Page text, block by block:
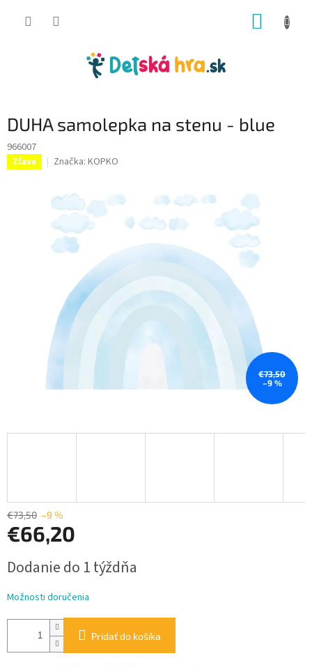
DUHA samolepka na stenu - blue
966007
Zľava Značka: KOPKO
€73,50
–9 %
€73,50 –9 %
€66,20
cena:
Dodanie do 1 týždňa
Možnosti doručenia
Pridať do košíka